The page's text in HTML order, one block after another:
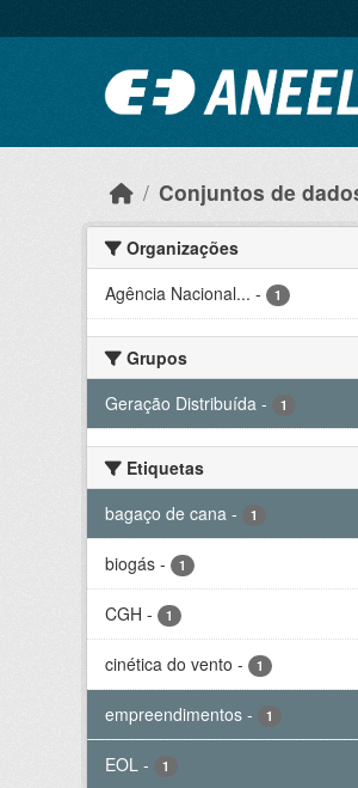
Conjuntos de
Organizações
Agência Nacional... - 1
Grupos
Geração Distribuída - 1
Etiquetas
bagaço de cana - 1
biogás - 1
CGH - 1
cinética do vento - 1
empreendimentos - 1
EOL - 1